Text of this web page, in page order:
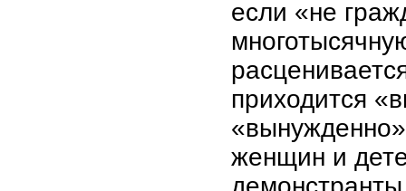
если «не
приходится
женщин и